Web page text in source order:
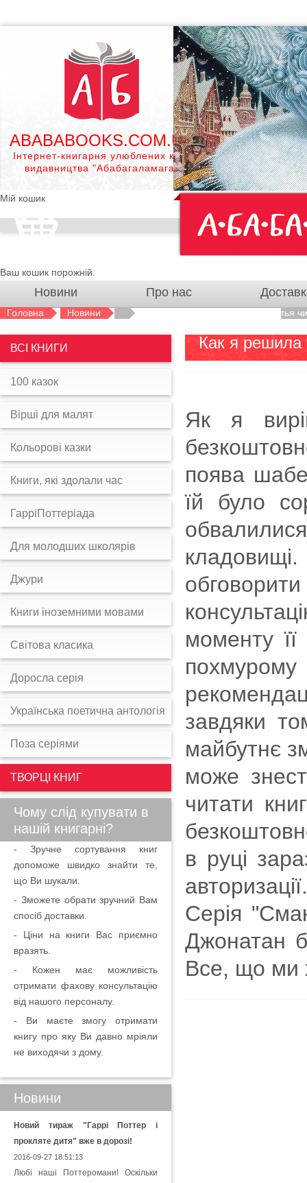
ABABABOOKS.COM.UA
Інтернет-книгарня улюблених книг
видавництва "Абабагаламага"
Мій кошик
Ваш кошик порожній.
Новини Про нас
Головна Новини Как я решила умереть от счастья
Как я решила
Як я
поява
їй було
моменту
завдяки
майбутнє
може
читати
в руці
Серія
Джонатан
Все, що ми
ВСІ КНИГИ
100 казок
Вірші для малят
Кольорові казки
Книги, які здолали час
ГарріПоттеріада
Для молодших школярів
Джури
Книги іноземними мовами
Світова класика
Доросла серія
Українська поетична антологія
Поза серіями
ТВОРЦІ КНИГ
Чому слід купувати в
нашій книгарні?
- Зручне сортування книг
допоможе швидко знайти те,
що Ви шукали.
- Зможете обрати зручний Вам
спосіб доставки.
- Ціни на книги Вас приємно
вразять.
- Кожен має можливість
отримати фахову консультацію
від нашого персоналу.
- Ви маєте змогу отримати
книгу про яку Ви давно мріяли
не виходячи з дому.
Новини
Новий тираж "Гаррі Поттер і
прокляте дитя" вже в дорозі!
2016-09-27 18:51:13
Любі наші Поттеромани! Оскільки